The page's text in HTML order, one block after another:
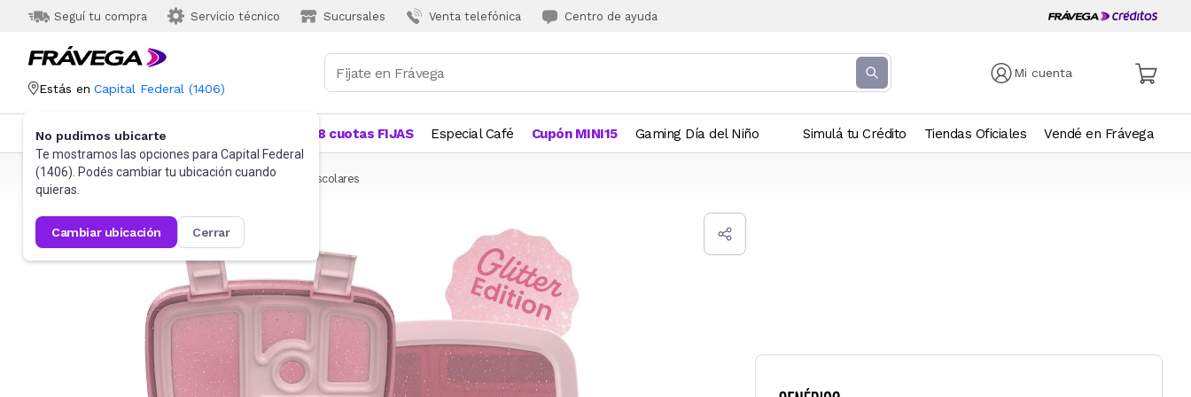
Seguí tu compra Servicio técnico Sucursales Venta telefónica Centro de ayuda
Mi cuenta
Estás en Capital Federal (1406)
No pudimos ubicarte
Te mostramos las opciones para Capital Federal
(1406). Podés cambiar tu ubicación cuando
quieras.
cambiar ubicación cerrar
Categorías Más Vendidos 18 cuotas FIJAS Especial Café Cupón MINI15 Gaming Día del Niño Simulá tu Crédito Tiendas Oficiales Vendé en Frávega
Frávega Indumentaria Accesorios Luncheras escolares